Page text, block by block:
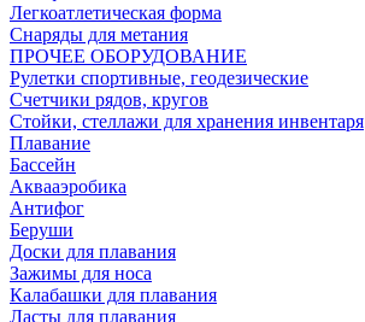
Легкоатлетическая форма
Снаряды для метания
ПРОЧЕЕ ОБОРУДОВАНИЕ
Рулетки спортивные, геодезические
Счетчики рядов, кругов
Стойки, стеллажи для хранения инвентаря
Плавание
Бассейн
Аквааэробика
Антифог
Беруши
Доски для плавания
Зажимы для носа
Калабашки для плавания
Ласты для плавания